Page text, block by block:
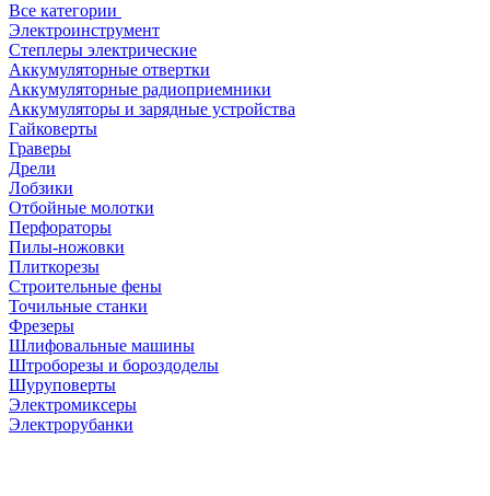
Все категории
Электроинструмент
Степлеры электрические
Аккумуляторные отвертки
Аккумуляторные радиоприемники
Аккумуляторы и зарядные устройства
Гайковерты
Граверы
Дрели
Лобзики
Отбойные молотки
Перфораторы
Пилы-ножовки
Плиткорезы
Строительные фены
Точильные станки
Фрезеры
Шлифовальные машины
Штроборезы и бороздоделы
Шуруповерты
Электромиксеры
Электрорубанки